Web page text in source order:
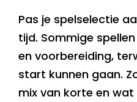
Pas je spelselectie
tijd. Sommige
en voorbereiding,
start kunnen gaan.
mix van korte en